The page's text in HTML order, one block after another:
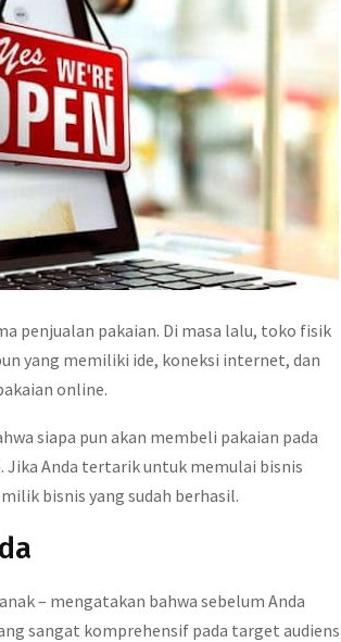
penjualan pakaian. Di masa lalu, toko fisik
yang memiliki ide, koneksi internet, dan
online.
siapa pun akan membeli pakaian pada
Jika Anda tertarik untuk memulai bisnis
bisnis yang sudah berhasil.
– mengatakan bahwa sebelum Anda
sangat komprehensif pada target audiens